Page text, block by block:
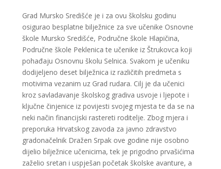
Grad Mursko Središće je i za ovu školsku godinu
osigurao besplatne bilježnice za sve učenike Osnovne
škole Mursko Središće, Područne škole Hlapičina,
Područne škole Peklenica te učenike iz Štrukovca koji
pohađaju Osnovnu školu Selnica. Svakom je učeniku
dodijeljeno deset bilježnica iz različitih predmeta s
motivima vezanim uz Grad rudara. Cilj je da učenici
kroz savladavanje školskog gradiva usvoje i ljepote i
ključne činjenice iz povijesti svojeg mjesta te da se na
neki način financijski rastereti roditelje. Zbog mjera i
preporuka Hrvatskog zavoda za javno zdravstvo
gradonačelnik Dražen Srpak ove godine nije osobno
dijelio bilježnice učenicima, tek je prigodno prvašićima
zaželio sretan i uspješan početak školske avanture, a